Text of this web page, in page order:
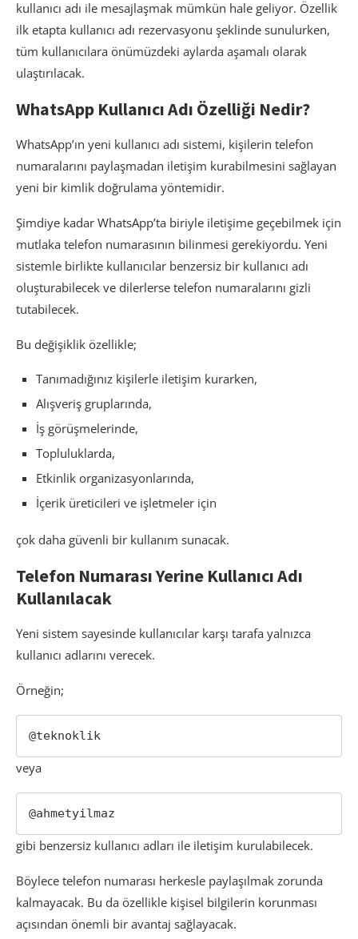
kullanıcı adı ile mesajlaşmak mümkün hale geliyor. Özellik
ilk etapta kullanıcı adı rezervasyonu şeklinde sunulurken,
tüm kullanıcılara önümüzdeki aylarda aşamalı olarak
ulaştırılacak.
WhatsApp Kullanıcı Adı Özelliği Nedir?
WhatsApp’ın yeni kullanıcı adı sistemi, kişilerin telefon
numaralarını paylaşmadan iletişim kurabilmesini sağlayan
yeni bir kimlik doğrulama yöntemidir.
Şimdiye kadar WhatsApp’ta biriyle iletişime geçebilmek için
mutlaka telefon numarasının bilinmesi gerekiyordu. Yeni
sistemle birlikte kullanıcılar benzersiz bir kullanıcı adı
oluşturabilecek ve dilerlerse telefon numaralarını gizli
tutabilecek.
Bu değişiklik özellikle;
Tanımadığınız kişilerle iletişim kurarken,
Alışveriş gruplarında,
İş görüşmelerinde,
Topluluklarda,
Etkinlik organizasyonlarında,
İçerik üreticileri ve işletmeler için
çok daha güvenli bir kullanım sunacak.
Telefon Numarası Yerine Kullanıcı Adı
Kullanılacak
Yeni sistem sayesinde kullanıcılar karşı tarafa yalnızca
kullanıcı adlarını verecek.
Örneğin;
@teknoklik
veya
@ahmetyilmaz
gibi benzersiz kullanıcı adları ile iletişim kurulabilecek.
Böylece telefon numarası herkesle paylaşılmak zorunda
kalmayacak. Bu da özellikle kişisel bilgilerin korunması
açısından önemli bir avantaj sağlayacak.